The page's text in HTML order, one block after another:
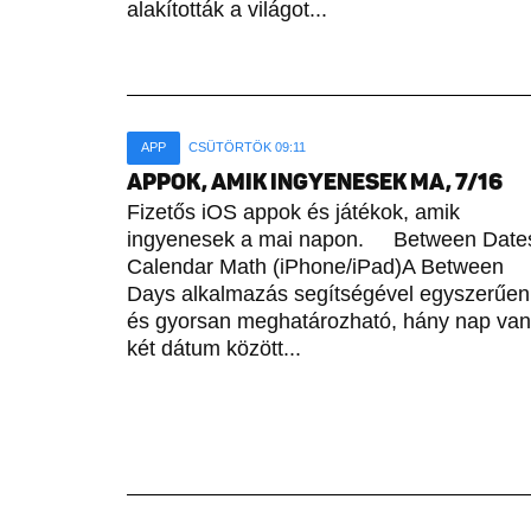
alakították a világot...
APP CSÜTÖRTÖK 09:11
APPOK, AMIK INGYENESEK MA, 7/16
Fizetős iOS appok és játékok, amik
ingyenesek a mai napon. Between
Calendar Math (iPhone/iPad)A Between
Days alkalmazás segítségével egyszerűen
és gyorsan meghatározható, hány nap van
két dátum között...